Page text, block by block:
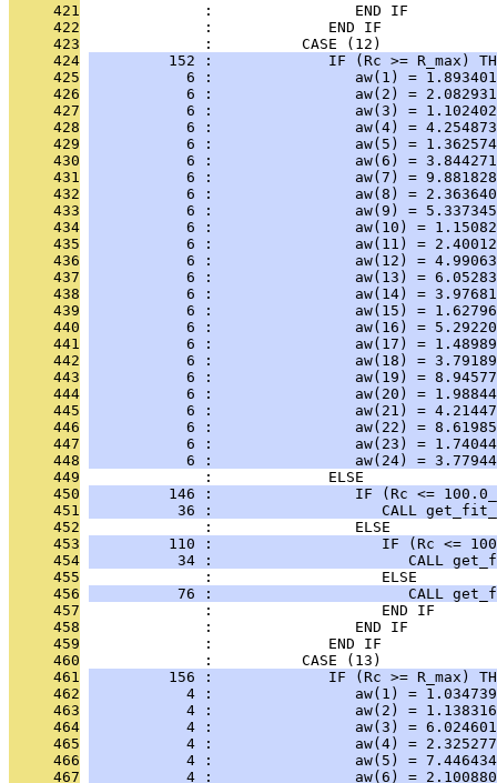
     421
              :                END IF
     422
              :             END IF
     423
              :          CASE (12)
     424
152 :             IF (Rc >= R_max)
     425
6 :                aw(1) =
     426
6 :                aw(2) =
     427
6 :                aw(3) =
     428
6 :                aw(4) =
     429
6 :                aw(5) =
     430
6 :                aw(6) =
     431
6 :                aw(7) =
     432
6 :                aw(8) =
     433
6 :                aw(9) =
     434
6 :                aw(10) =
     435
6 :                aw(11) =
     436
6 :                aw(12) =
     437
6 :                aw(13) =
     438
6 :                aw(14) =
     439
6 :                aw(15) =
     440
6 :                aw(16) =
     441
6 :                aw(17) =
     442
6 :                aw(18) =
     443
6 :                aw(19) =
     444
6 :                aw(20) =
     445
6 :                aw(21) =
     446
6 :                aw(22) =
     447
6 :                aw(23) =
     448
6 :                aw(24) =
     449
              :             ELSE
     450
146 :                IF (Rc <=
     451
36 :                   CALL
     452
              :                ELSE
     453
110 :                   IF (Rc <=
     454
34 :                      CALL
     455
              :                   ELSE
     456
76 :                      CALL
     457
              :                   END IF
     458
              :                END IF
     459
              :             END IF
     460
              :          CASE (13)
     461
156 :             IF (Rc >= R_max)
     462
4 :                aw(1) =
     463
4 :                aw(2) =
     464
4 :                aw(3) =
     465
4 :                aw(4) =
     466
4 :                aw(5) =
     467
4 :                aw(6) =